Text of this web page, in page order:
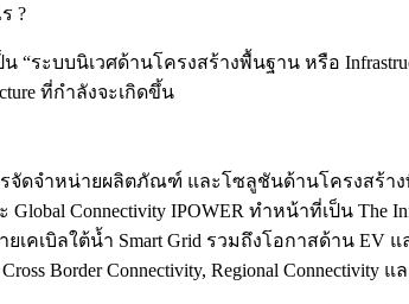
?
ระบบนิเวศด้านโครงสร้างพื้นฐาน หรือ
ที่กำลังจะเกิดขึ้น
ารจัดจำหน่ายผลิตภัณฑ์ และโซลูชันด้านโครงส
และ Global Connectivity IPOWER ทำหน้าที่เป็น
บิลใต้น้ำ Smart Grid รวมถึงโอกาสด้าน EV แล
Border Connectivity, Regional Connectivity